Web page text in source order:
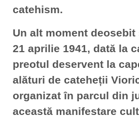
catehism.
Un alt moment
21 aprilie 1941, dată la
preotul deservent la
alături de cateheții
organizat în parcul din
această manifestare